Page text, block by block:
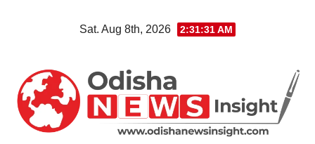
Sat. Aug 8th, 2026 2:31:32 AM